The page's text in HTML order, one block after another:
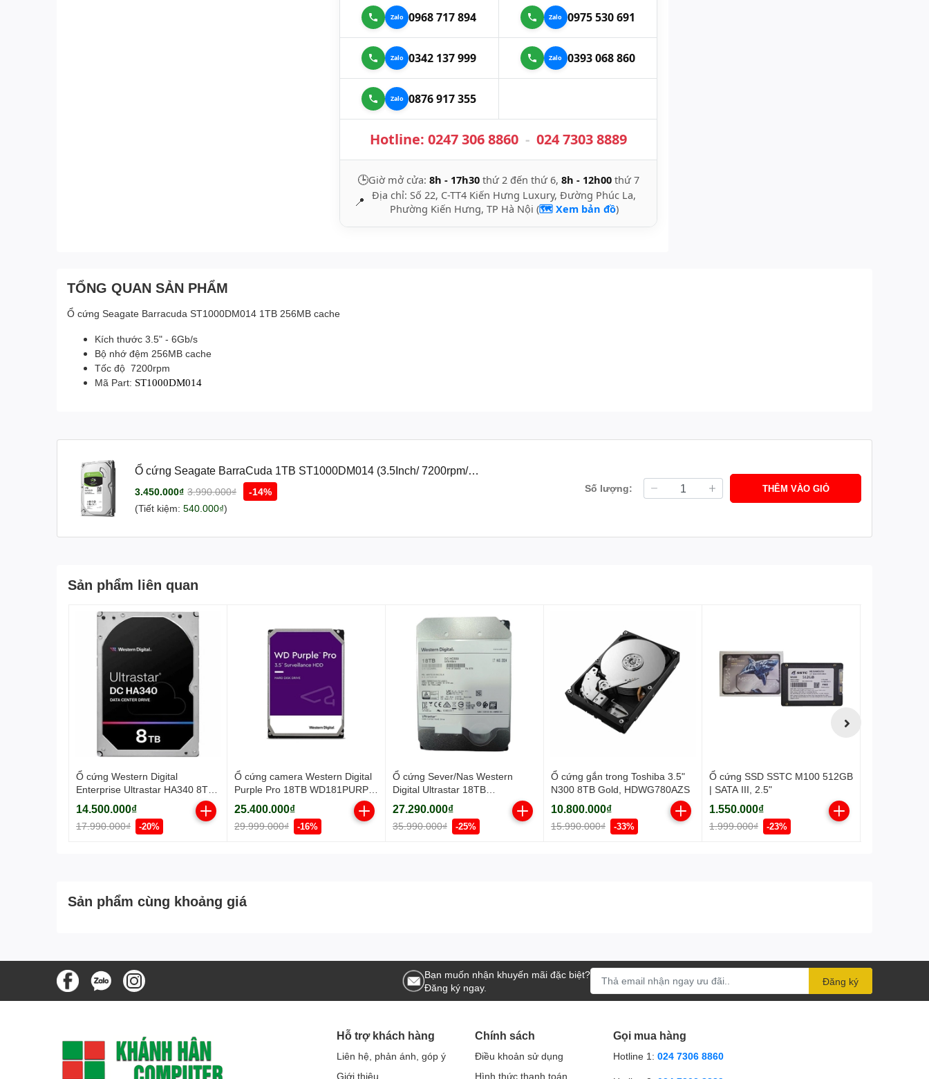
0968 717 894 0975 530 691
0342 137 999 0393 068 860
0876 917 355
Hotline:0247 306 8860 - 024 7303 8889
🕒Giờ mở cửa:8h - 17h30 thứ 2 đến thứ 6,8h - 12h00 thứ 7
📍
Địa chỉ: Số 22, C-TT4 Kiến Hưng Luxury, Đường Phúc La,
Phường Kiến Hưng, TP Hà Nội (🗺️ Xem bản đồ)
TỔNG QUAN SẢN PHẨM
Ổ cứng Seagate Barracuda ST1000DM014 1TB 256MB cache
Kích thước 3.5" - 6Gb/s
Bộ nhớ đệm 256MB cache
Tốc độ 7200rpm
Mã Part: ST1000DM014
Ổ cứng Seagate BarraCuda 1TB ST1000DM014 (3.5Inch/ 7200rpm/
256MB/ SATA3)
3.450.000₫ 3.990.000₫
-14%
(Tiết kiệm:540.000₫)
Số lượng: THÊM VÀO GIỎ
Sản phẩm liên quan
Ổ cứng Western Digital
Enterprise Ultrastar HA340 8TB
7200RPM 256MB-
WUS721208BLE6L4
14.500.000₫
17.990.000₫ -20%
Ổ cứng camera Western Digital
Purple Pro 18TB WD181PURP
(3.5Inch/ 7200rpm/ Cache
256MB/ SATA3)
25.400.000₫
29.999.000₫ -16%
Ổ cứng Sever/Nas Western
Digital Ultrastar 18TB
WUH722018CLE6L4-0B48723
DC HC 555 3.5inch/ SATA/
7200rpm/ 512MB
27.290.000₫
35.990.000₫ -25%
Ổ cứng gắn trong Toshiba 3.5"
N300 8TB Gold, HDWG780AZS
10.800.000₫
15.990.000₫ -33%
Ổ cứng SSD SSTC M100 512GB
| SATA III, 2.5"
1.550.000₫
1.999.000₫ -23%
Sản phẩm cùng khoảng giá
Bạn muốn nhận khuyến mãi đặc biệt?
Đăng ký ngay.
Đăng ký
Hỗ trợ khách hàng
Liên hệ, phản ánh, góp ý
Giới thiệu
Chính sách
Điều khoản sử dụng
Hình thức thanh toán
Gọi mua hàng
Hotline 1: 024 7306 8860